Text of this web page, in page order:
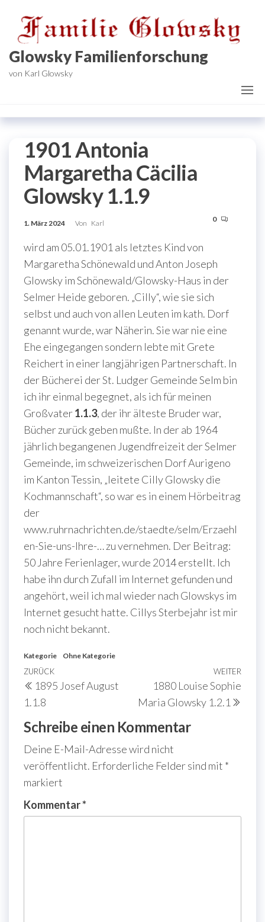
Inhalt
springen
Glowsky Familienforschung
von Karl Glowsky
1901 Antonia
Margaretha Cäcilia
Glowsky 1.1.9
1. März 2024 Von Karl 0
wird am 05.01.1901 als letztes Kind von
Margaretha Schönewald und Anton Joseph
Glowsky im Schönewald/Glowsky-Haus in der
Selmer Heide geboren. „Cilly“, wie sie sich
selbst und auch von allen Leuten im kath. Dorf
genannt wurde, war Näherin. Sie war nie eine
Ehe eingegangen sondern lebte mit Grete
Reichert in einer langjährigen Partnerschaft. In
der Bücherei der St. Ludger Gemeinde Selm bin
ich ihr einmal begegnet, als ich für meinen
Großvater1.1.3, der ihr älteste Bruder war,
Bücher zurück geben mußte. In der ab 1964
jährlich begangenen Jugendfreizeit der Selmer
Gemeinde, im schweizerischen Dorf Aurigeno
im Kanton Tessin, „leitete Cilly Glowsky die
Kochmannschaft“, so war es in einem Hörbeitrag
der
www.ruhrnachrichten.de/staedte/selm/Erzaehl
en-Sie-uns-Ihre-… zu vernehmen. Der Beitrag:
50 Jahre Ferienlager, wurde 2014 erstellt. Ich
habe ihn durch Zufall im Internet gefunden und
angehört, weil ich mal wieder nach Glowskys im
Internet gesucht hatte. Cillys Sterbejahr ist mir
noch nicht bekannt.
Kategorie Ohne Kategorie
Beitragsnavigation
Vorheriger
Beitrag
ZURÜCK
1895 Josef August
1.1.8
WEITER
1880 Louise Sophie
Maria Glowsky 1.2.1
Schreibe einen Kommentar
Deine E-Mail-Adresse wird nicht
veröffentlicht. Erforderliche Felder sind mit *
markiert
Kommentar*